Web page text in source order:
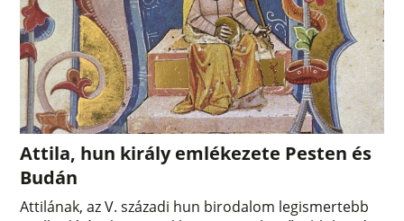
Attila, hun király emlékezete Pesten és
Budán
Attilának, az V. századi hun birodalom legismertebb